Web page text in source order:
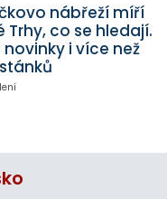
nábřeží míří
Trhy, co se hledají.
novinky i více než